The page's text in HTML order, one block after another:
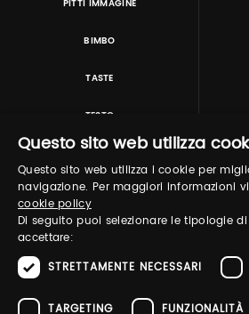
PITTI IMMAGINE
BIMBO
TASTE
TESTO
TUTORING &
Questo sito web utilizza
Questo sito web utilizza i cookie per
navigazione. Per maggiori informazioni
cookie policy
Di seguito puoi selezionare le tipologie
accettare:
STRETTAMENTE NECESSARI
TARGETING FUNZIONALITÀ